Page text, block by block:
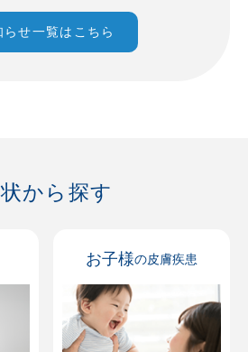
休暇で休診となります。
らせ一覧はこちら
から探す
お子様の皮膚疾患
2026 8月
4 6 8
12 13